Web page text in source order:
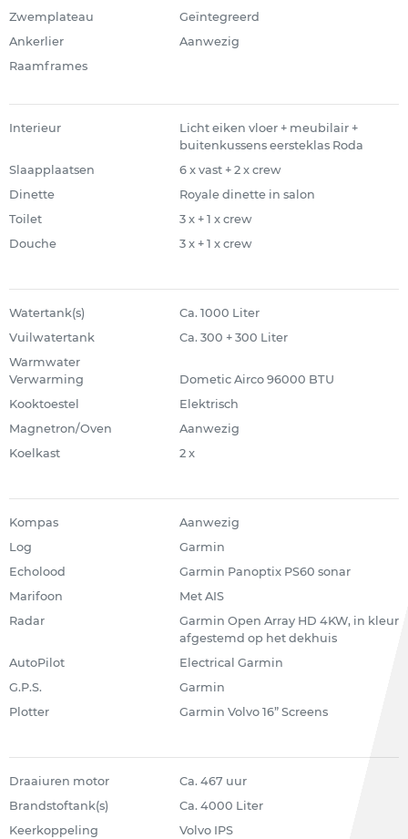
Zwemplateau
Geïntegreerd
Ankerlier
Aanwezig
Raamframes
Interieur
Licht eiken vloer + meubilair +
buitenkussens eersteklas Roda
Slaapplaatsen
6 x vast + 2 x crew
Dinette
Royale dinette in salon
Toilet
3 x + 1 x crew
Douche
3 x + 1 x crew
Watertank(s)
Ca. 1000 Liter
Vuilwatertank
Ca. 300 + 300 Liter
Warmwater
Verwarming
Dometic Airco 96000 BTU
Kooktoestel
Elektrisch
Magnetron/Oven
Aanwezig
Koelkast
2 x
Kompas
Aanwezig
Log
Garmin
Echolood
Garmin Panoptix PS60 sonar
Marifoon
Met AIS
Radar
Garmin Open Array HD 4KW, in kleur
afgestemd op het dekhuis
AutoPilot
Electrical Garmin
G.P.S.
Garmin
Plotter
Garmin Volvo 16” Screens
Draaiuren motor
Ca. 467 uur
Brandstoftank(s)
Ca. 4000 Liter
Keerkoppeling
Volvo IPS